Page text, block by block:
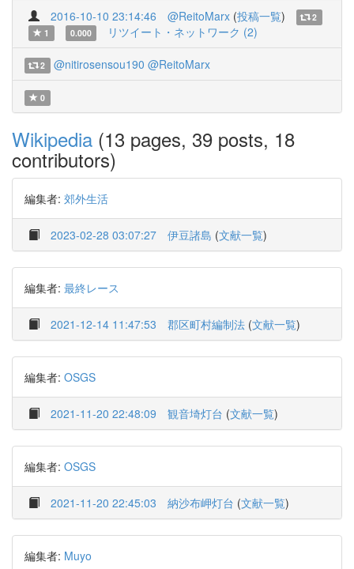
2016-10-10 23:14:46 @ReitoMarx (投稿一覧)
2
1
0.000 リツイート・ネットワーク (2)
2 @nitirosensou190 @ReitoMarx
0
Wikipedia (13 pages, 39 posts, 18
contributors)
編集者: 郊外生活
2023-02-28 03:07:27 伊豆諸島 (文献一覧)
編集者: 最終レース
2021-12-14 11:47:53 郡区町村編制法 (文献一覧)
編集者: OSGS
2021-11-20 22:48:09 観音埼灯台 (文献一覧)
編集者: OSGS
2021-11-20 22:45:03 納沙布岬灯台 (文献一覧)
編集者: Muyo